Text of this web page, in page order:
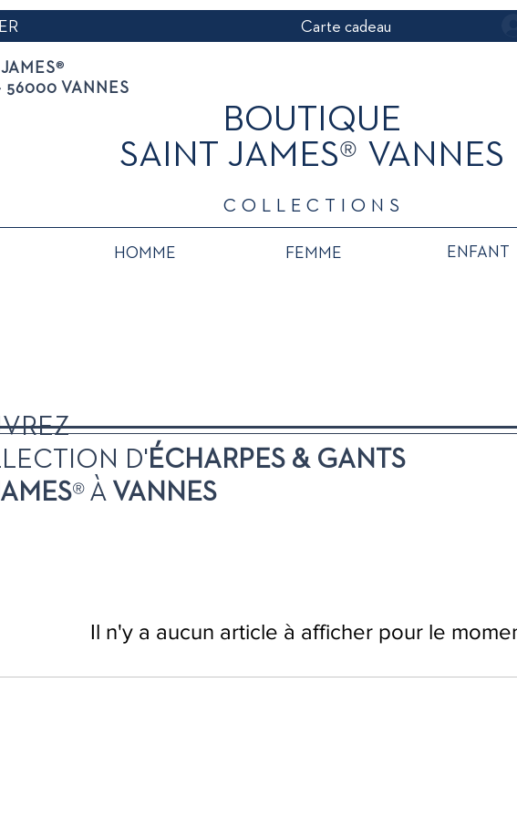
Carte cadeau
®
56000 VANNES
BOUTIQUE
SAINT JAMES® VANNES
COLLECTIONS
HOMME FEMME ENFANT
D'ÉCHARPES & GANTS
® À VANNES
Il n'y a aucun article à afficher pour le